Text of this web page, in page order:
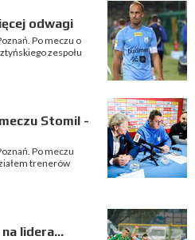
odwagi
Po meczu o
zespołu
Stomil -
Po meczu
trenerów
lidera...